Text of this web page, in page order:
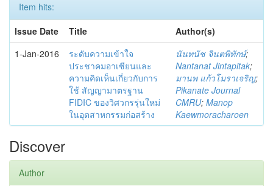
Item hits:
Issue Date
Title
Author(s)
1-Jan-2016
ระดับความเข้าใจ
ประชาคมอาเซียนและ
ความคิดเห็นเกี่ยวกับการ
ใช้ สัญญามาตรฐาน
FIDIC ของวิศวกรรุ่นใหม่
ในอุตสาหกรรมก่อสร้าง
นันทนัช จินตพิทักษ์;
Nantanat Jintapitak;
มานพ แก้วโมราเจริญ;
Pikanate Journal
CMRU; Manop
Kaewmoracharoen
Discover
Author